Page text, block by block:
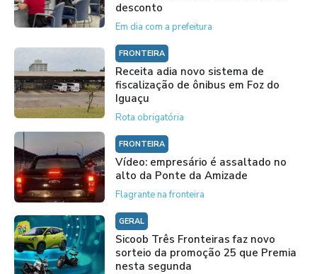
desconto
Em dia com a prefeitura
FRONTEIRA
Receita adia novo sistema de
fiscalização de ônibus em Foz do
Iguaçu
Rota obrigatória
FRONTEIRA
Vídeo: empresário é assaltado no
alto da Ponte da Amizade
Flagrante na fronteira
GERAL
Sicoob Três Fronteiras faz novo
sorteio da promoção 25 que Premia
nesta segunda